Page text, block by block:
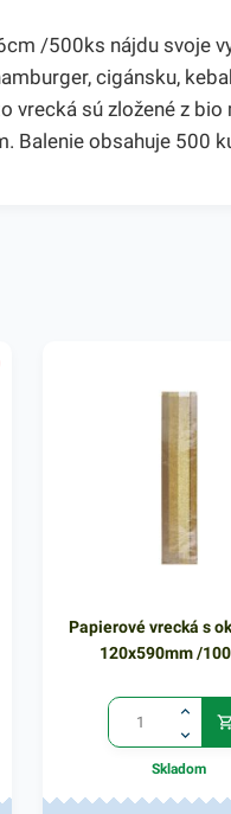
/500ks nájdu svoje
cigánsku,
vrecká sú zložené z
Balenie obsahuje 500
Papierové vrecká s
120x590mm /
Skladom